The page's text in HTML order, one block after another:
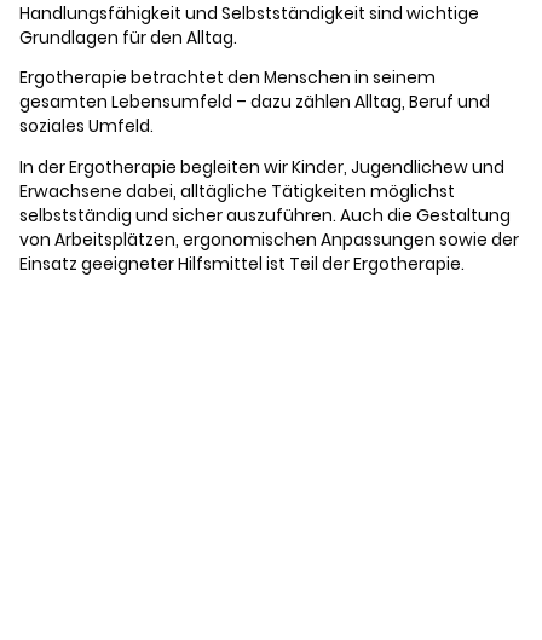
Handlungsfähigkeit und Selbstständigkeit sind wichtige
Grundlagen für den Alltag.
Ergotherapie betrachtet den Menschen in seinem
gesamten Lebensumfeld – dazu zählen Alltag, Beruf und
soziales Umfeld.
In der Ergotherapie begleiten wir Kinder, Jugendlichew und
Erwachsene dabei, alltägliche Tätigkeiten möglichst
selbstständig und sicher auszuführen. Auch die Gestaltung
von Arbeitsplätzen, ergonomischen Anpassungen sowie der
Einsatz geeigneter Hilfsmittel ist Teil der Ergotherapie.